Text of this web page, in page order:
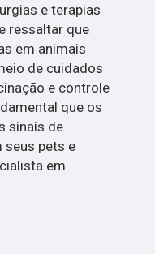
e terapias
ressaltar que
em animais
de cuidados
e controle
que os
sinais de
seus pets e
em